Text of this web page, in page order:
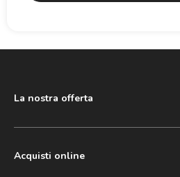
La nostra offerta
Acquisti online